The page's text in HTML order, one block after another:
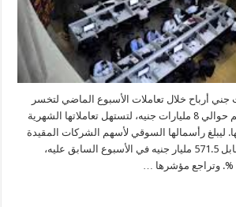
أرباح خلال تعاملات الأسبوع الماضي لتخسر
لأول مرة منذ قرار التعويم حوالي 8 مليارات جنيه، لتستهل تعاملاتها الشهرية
ليبلغ رأسمالها السوقي لأسهم الشركات المقيدة
نحو 563.5 مليار جنيه، مقابل 571.5 مليار جنيه في الأسبوع السابق عليه،